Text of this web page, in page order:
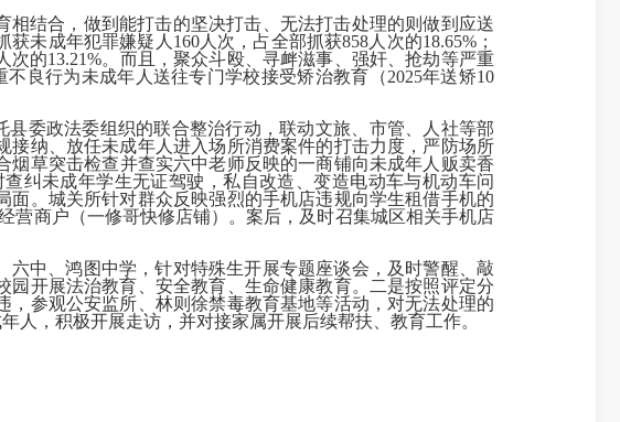
相结合，做到能打击的坚决打击、无法打击处理的则做到应送
未成年犯罪嫌疑人160人次，占全部抓获858人次的18.65%；
次的13.21%。而且，聚众斗殴、寻衅滋事、强奸、抢劫等严重
不良行为未成年人送往专门学校接受矫治教育（2025年送矫10
县委政法委组织的联合整治行动，联动文旅、市管、人社等部
纳、放任未成年人进入场所消费案件的打击力度，严防场所
草突击检查并查实六中老师反映的一商铺向未成年人贩卖香
纠未成年学生无证驾驶，私自改造、变造电动车与机动车问
。城关所针对群众反映强烈的手机店违规向学生租借手机的
营商户（一修哥快修店铺）。案后，及时召集城区相关手机店
六中、鸿图中学，针对特殊生开展专题座谈会，及时警醒、敲
开展法治教育、安全教育、生命健康教育。
二是按照评定分
参观公安监所、林则徐禁毒教育基地等活动，对无法处理的
人，积极开展走访，并对接家属开展后续帮扶、教育工作。